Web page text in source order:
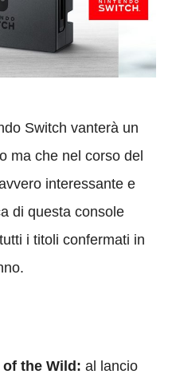
Switch vanterà un
ma che nel corso del
interessante e
di questa console
i titoli confermati in
the Wild: al lancio